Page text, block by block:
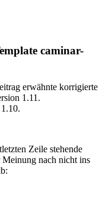
caminar-
erwähnte korrigierte
1.11.
Zeile stehende
nach nicht ins